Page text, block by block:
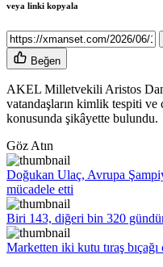
veya linki kopyala
Beğen
AKEL Milletvekili Aristos
vatandaşların kimlik tespiti ve
konusunda şikâyette bulundu.
Göz Atın
Doğukan Ulaç, Avrupa
mücadele etti
Biri 143, diğeri bin 320
Marketten iki kutu tıraş bıçağı